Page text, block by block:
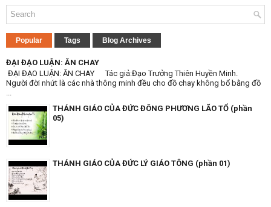
Popular Tags Blog Archives
ĐẠI ĐẠO LUẬN: ĂN CHAY
ĐẠI ĐẠO LUẬN: ĂN CHAY Tác giả:Đạo Trưởng Thiên Huyền Minh.
Người đời nhứt là các nhà thông minh đều cho đồ chay không bổ bằng đồ
...
THÁNH GIÁO CỦA ĐỨC ĐÔNG PHƯƠNG LÃO TỔ (phần
05)
THÁNH GIÁO CỦA ĐỨC LÝ GIÁO TÔNG (phần 01)